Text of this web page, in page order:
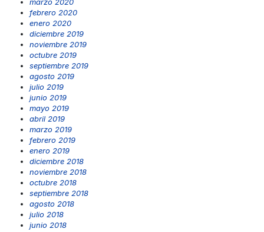
febrero 2020
enero 2020
diciembre 2019
noviembre 2019
octubre 2019
septiembre 2019
agosto 2019
julio 2019
junio 2019
mayo 2019
abril 2019
marzo 2019
febrero 2019
enero 2019
diciembre 2018
noviembre 2018
octubre 2018
septiembre 2018
agosto 2018
julio 2018
junio 2018